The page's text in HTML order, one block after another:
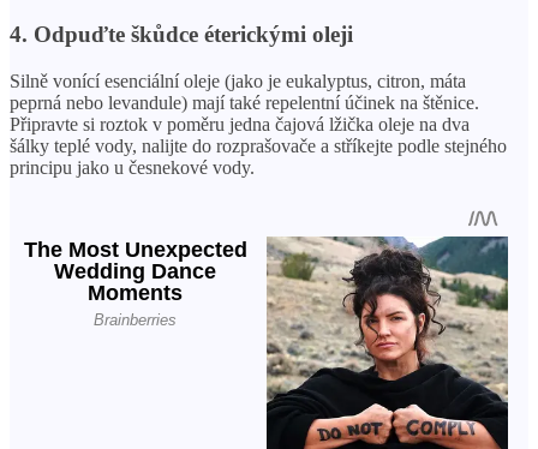
4. Odpuďte škůdce éterickými oleji
Silně vonící esenciální oleje (jako je eukalyptus, citron, máta
peprná nebo levandule) mají také repelentní účinek na štěnice.
Připravte si roztok v poměru jedna čajová lžička oleje na dva
šálky teplé vody, nalijte do rozprašovače a stříkejte podle stejného
principu jako u česnekové vody.